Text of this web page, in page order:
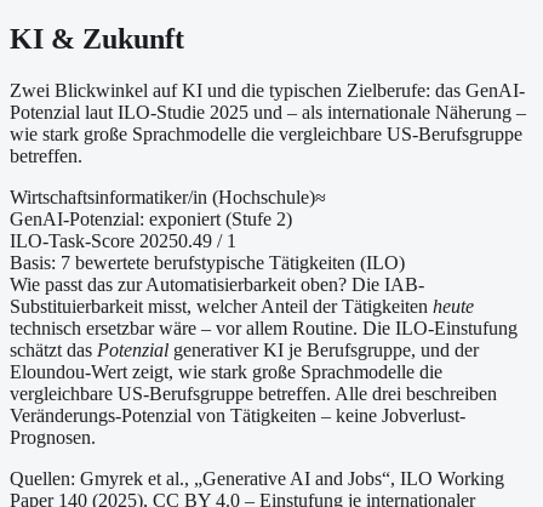
KI & Zukunft
Zwei Blickwinkel auf KI und die typischen Zielberufe: das GenAI-
Potenzial laut ILO-Studie 2025 und – als internationale Näherung –
wie stark große Sprachmodelle die vergleichbare US-Berufsgruppe
betreffen.
Wirtschaftsinformatiker/in (Hochschule)≈
GenAI-Potenzial: exponiert (Stufe 2)
ILO-Task-Score 20250.49 / 1
Basis: 7 bewertete berufstypische Tätigkeiten (ILO)
Wie passt das zur Automatisierbarkeit oben? Die IAB-
Substituierbarkeit misst, welcher Anteil der Tätigkeiten heute
technisch ersetzbar wäre – vor allem Routine. Die ILO-Einstufung
schätzt das Potenzial generativer KI je Berufsgruppe, und der
Eloundou-Wert zeigt, wie stark große Sprachmodelle die
vergleichbare US-Berufsgruppe betreffen. Alle drei beschreiben
Veränderungs-Potenzial von Tätigkeiten – keine Jobverlust-
Prognosen.
Quellen: Gmyrek et al., „Generative AI and Jobs“, ILO Working
Paper 140 (2025), CC BY 4.0 – Einstufung je internationaler